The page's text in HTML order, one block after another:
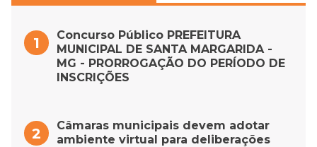
Concurso Público PREFEITURA
MUNICIPAL DE SANTA MARGARIDA -
MG - PRORROGAÇÃO DO PERÍODO DE
INSCRIÇÕES
Câmaras municipais devem adotar
ambiente virtual para deliberações